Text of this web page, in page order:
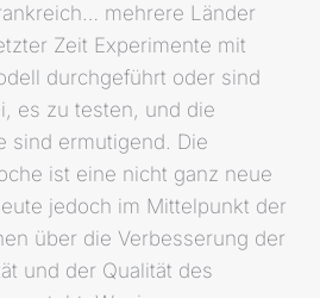
mehrere Länder
Zeit Experimente mit
durchgeführt oder sind
es zu testen, und die
sind ermutigend. Die
ist eine nicht ganz neue
jedoch im Mittelpunkt der
über die Verbesserung der
und der Qualität des